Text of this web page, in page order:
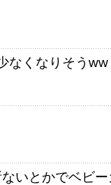
なくなりそうww
いとかでベビ